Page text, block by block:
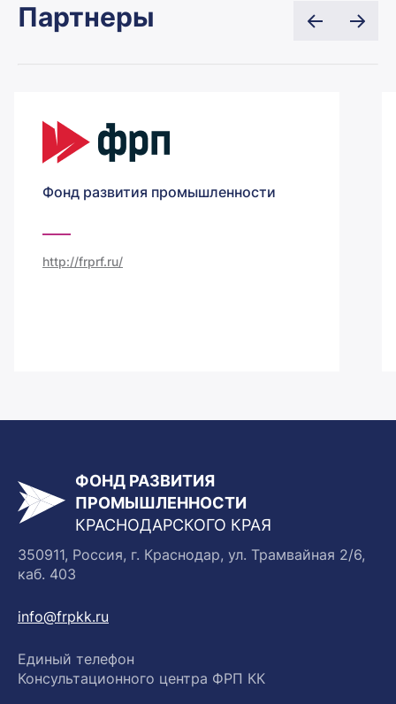
Партнеры
Фонд развития промышленности
http://frprf.ru/
ФОНД РАЗВИТИЯ
ПРОМЫШЛЕННОСТИ
КРАСНОДАРСКОГО КРАЯ
350911, Россия, г. Краснодар, ул. Трамвайная 2/6,
каб. 403
info@frpkk.ru
Единый телефон
Консультационного центра ФРП КК